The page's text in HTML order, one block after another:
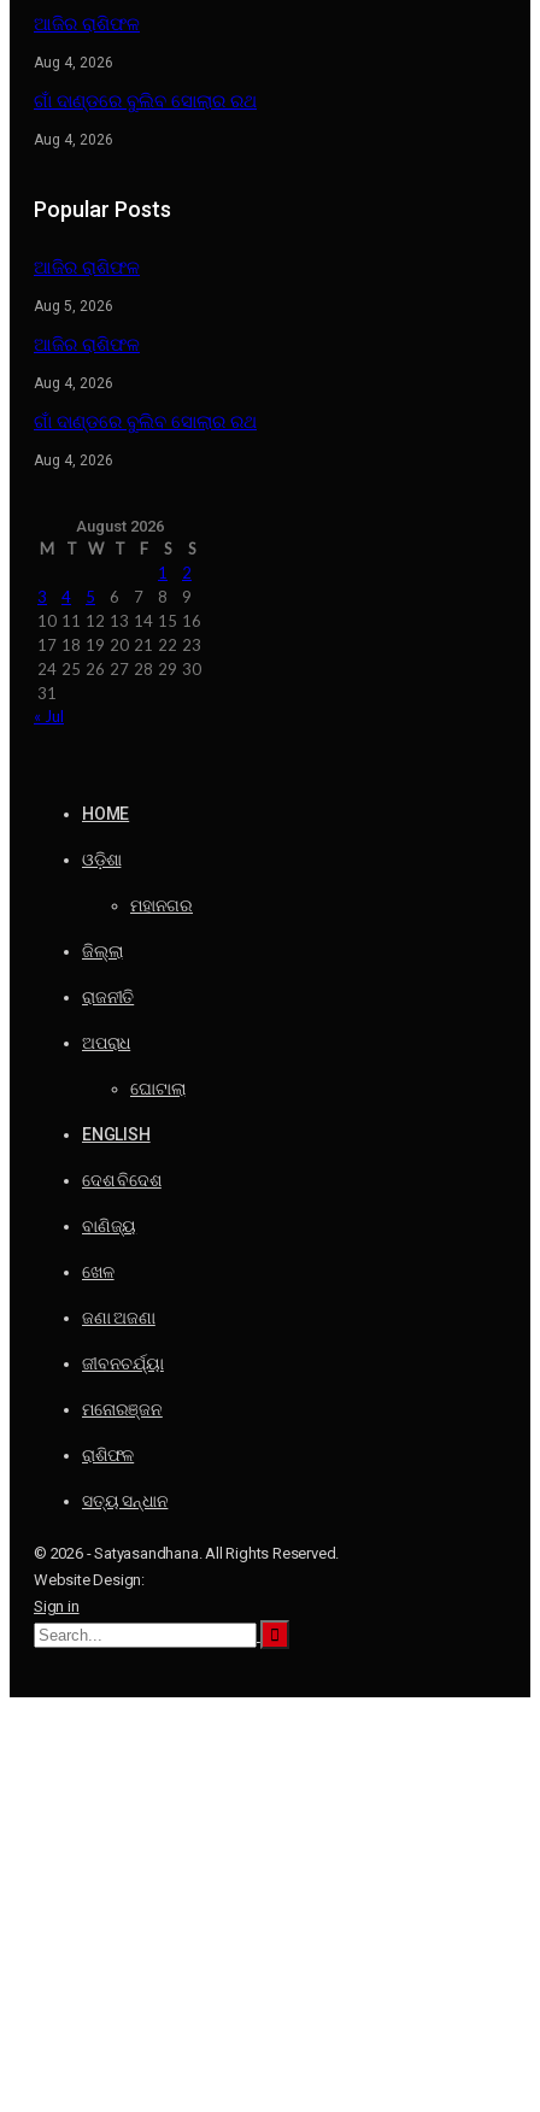
ଆଜିର ରାଶିଫଳ
Aug 4, 2026
ଗାଁ ଦାଣ୍ଡରେ ବୁଲିବ ସୋଲାର ରଥ
Aug 4, 2026
Popular Posts
ଆଜିର ରାଶିଫଳ
Aug 5, 2026
ଆଜିର ରାଶିଫଳ
Aug 4, 2026
ଗାଁ ଦାଣ୍ଡରେ ବୁଲିବ ସୋଲାର ରଥ
Aug 4, 2026
August 2026
M T W T F S
S
1
2
3
4 5 6 7 8
9
10 11 12 13 14 15 16
17 18 19 20 21 22 23
24 25 26 27 28 29 30
31
« Jul
HOME
ଓଡ଼ିଶା
ମହାନଗର
ଜିଲ୍ଲା
ରାଜନୀତି
ଅପରାଧ
ଘୋଟାଲା
ENGLISH
ଦେଶ ବିଦେଶ
ବାଣିଜ୍ୟ
ଖେଳ
ଜଣା ଅଜଣା
ଜୀବନଚର୍ଯ୍ୟା
ମନୋରଞ୍ଜନ
ରାଶିଫଳ
ସତ୍ୟ ସନ୍ଧାନ
© 2026 - Satyasandhana. All Rights Reserved.
Website Design:
Sign in